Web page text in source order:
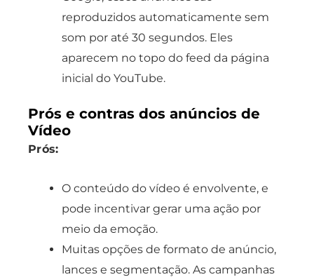
reproduzidos automaticamente sem
som por até 30 segundos. Eles
aparecem no topo do feed da página
inicial do YouTube.
Prós e contras dos anúncios de
Vídeo
Prós:
O conteúdo do vídeo é envolvente, e
pode incentivar gerar uma ação por
meio da emoção.
Muitas opções de formato de anúncio,
lances e segmentação. As campanhas